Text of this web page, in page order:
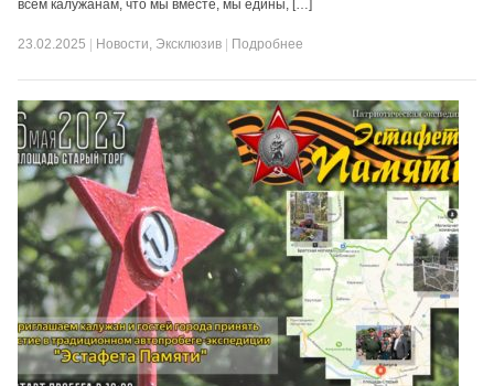
всем калужанам, что мы вместе, мы едины, […]
23.02.2025 Новости, Эксклюзив Подробнее